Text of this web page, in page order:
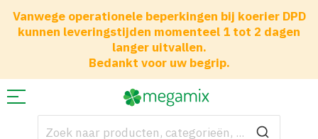
Vanwege operationele beperkingen bij koerier DPD
kunnen leveringstijden momenteel 1 tot 2 dagen
langer uitvallen.
Bedankt voor uw begrip.